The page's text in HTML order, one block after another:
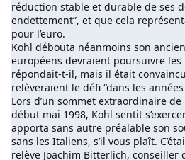
réduction stable et durable de ses
endettement”, et que cela
pour l’euro.
Kohl débouta néanmoins son
européens devraient poursuivre
répondait-t-il, mais il était
relèveraient le défi “dans les
Lors d’un sommet extraordinaire de
début mai 1998, Kohl sentit
apporta sans autre préalable son
sans les Italiens, s’il vous plaît.
relève Joachim Bitterlich, conseiller